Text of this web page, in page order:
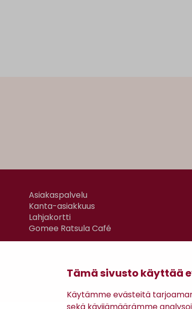
Tämä sivusto käyttää
Käytämme evästeitä
Asiakaspalvelu
Kanta-asiakkuus
Lahjakortti
Gomee Ratsula Café